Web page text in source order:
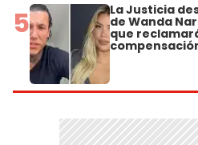
5 La Justicia
de Wanda
que